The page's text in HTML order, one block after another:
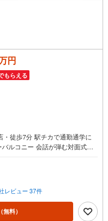
円
もらえる
・徒歩7分 駅チカで通勤通学に
ルコニー 会話が弾む対面式キ
が選ばれる理由1郡山市を中
ています。 新築・中古様々な
お気軽にお問合せ下さい。2お
もぜひお任せください。 でき
現するために、責任を持って物
創業50年以上 独自のノウハウで
レビュー 37件
（無料）